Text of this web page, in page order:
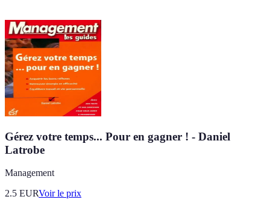
Gérez votre temps... Pour en gagner ! - Daniel
Latrobe
Management
2.5 EURVoir le prix